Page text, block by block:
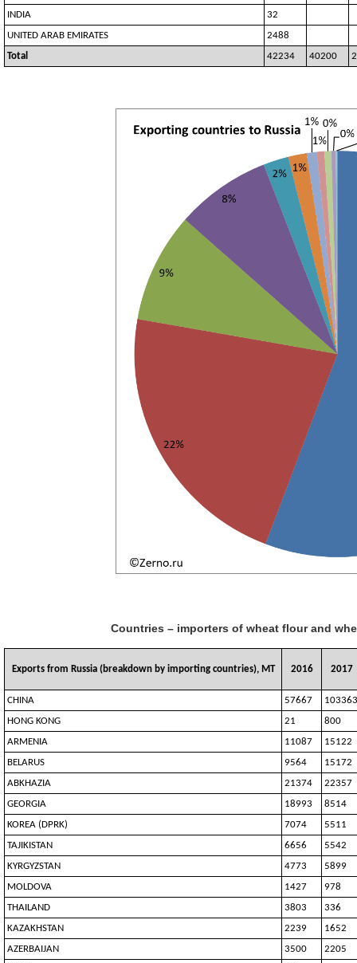
INDIA
32
UNITED ARAB EMIRATES
2488
Total
42234 40200
Countries – importers of wheat flour and
Exports from Russia (breakdown by importing countries), MT 2016 2017
CHINA 57667
103363
HONG KONG
21
800
ARMENIA
11087
15122
BELARUS
9564
15172
ABKHAZIA
21374
22357
GEORGIA
18993
8514
KOREA (DPRK)
7074
5511
TAJIKISTAN
6656
5542
KYRGYZSTAN
4773
5899
MOLDOVA
1427
978
THAILAND
3803
336
KAZAKHSTAN
2239
1652
AZERBAIJAN
3500
2205